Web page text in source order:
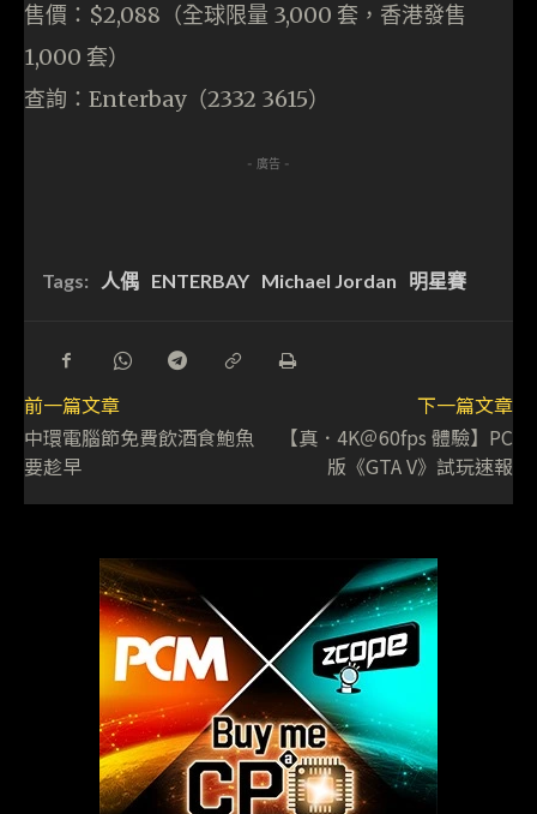
售價：$2,088（全球限量 3,000 套，香港發售
1,000 套）
查詢：Enterbay（2332 3615）
- 廣告 -
Tags: 人偶 ENTERBAY Michael Jordan 明星賽
前一篇文章
中環電腦節免費飲酒食鮑魚
要趁早
下一篇文章
【真．4K＠60fps 體驗】PC
版《GTA V》試玩速報